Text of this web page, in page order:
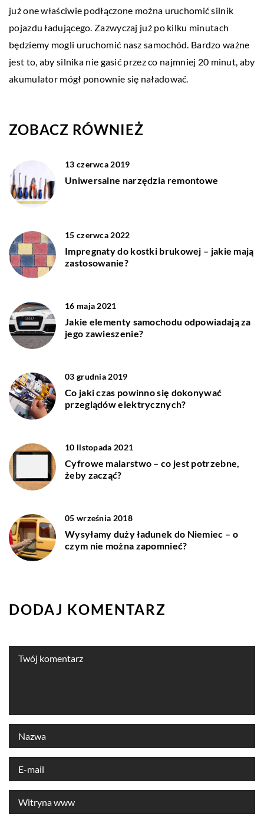
już one właściwie podłączone można uruchomić silnik
pojazdu ładującego. Zazwyczaj już po kilku minutach
będziemy mogli uruchomić nasz samochód. Bardzo ważne
jest to, aby silnika nie gasić przez co najmniej 20 minut, aby
akumulator mógł ponownie się naładować.
ZOBACZ RÓWNIEŻ
13 czerwca 2019
Uniwersalne narzędzia remontowe
15 czerwca 2022
Impregnaty do kostki brukowej – jakie mają
zastosowanie?
16 maja 2021
Jakie elementy samochodu odpowiadają za
jego zawieszenie?
03 grudnia 2019
Co jaki czas powinno się dokonywać
przeglądów elektrycznych?
10 listopada 2021
Cyfrowe malarstwo – co jest potrzebne,
żeby zacząć?
05 września 2018
Wysyłamy duży ładunek do Niemiec – o
czym nie można zapomnieć?
DODAJ KOMENTARZ